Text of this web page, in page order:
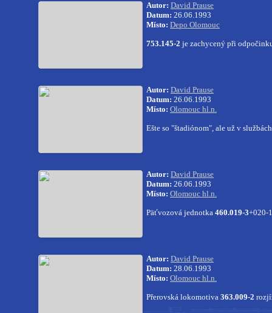
Autor: David Prause
Datum: 26.06.1993
Místo: Depo Olomouc
753.145-2 je zachycený při
Autor: David Prause
Datum: 26.06.1993
Místo: Olomouc hl.n.
Ešte so "štadiónom", ale už v
Autor: David Prause
Datum: 26.06.1993
Místo: Olomouc hl.n.
Päťvozová jednotka 460.019-3+020-
Autor: David Prause
Datum: 28.06.1993
Místo: Olomouc hl.n.
Přerovská lokomotiva 363.009-2